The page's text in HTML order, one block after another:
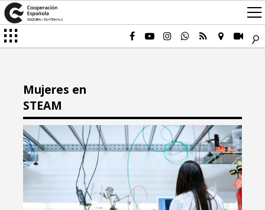
Mujeres en
STEAM